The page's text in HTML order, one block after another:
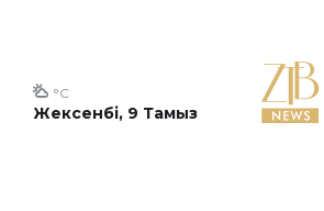
Жексенбі, 9 Тамыз
°C